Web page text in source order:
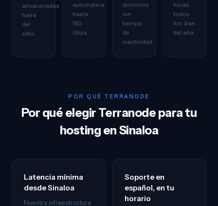
almacenadas
fuera
del
sitio.
automática
hasta
160
Gbps.
dominios
sin
tiempo
de
inactividad.
horas,
todos
los días
del año.
POR QUÉ TERRANODE
Por qué elegir Terranode para tu
hosting en Sinaloa
Latencia mínima
desde Sinaloa
Nuestra infraestructura
Soporte en
español, en tu
horario